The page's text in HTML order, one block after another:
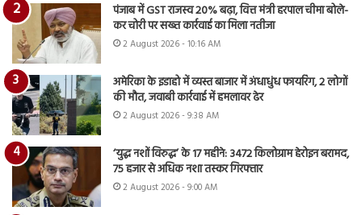
पंजाब में GST राजस्व 20% बढ़ा, वित्त मंत्री हरपाल चीमा बोले-
कर चोरी पर सख्त कार्रवाई का मिला नतीजा
2 August 2026 - 10:16 AM
अमेरिका के इडाहो में व्यस्त बाजार में अंधाधुंध फायरिंग, 2 लोगों
की मौत, जवाबी कार्रवाई में हमलावर ढेर
2 August 2026 - 9:38 AM
‘युद्ध नशों विरुद्ध’ के 17 महीने: 3472 किलोग्राम हेरोइन बरामद,
75 हजार से अधिक नशा तस्कर गिरफ्तार
2 August 2026 - 9:00 AM